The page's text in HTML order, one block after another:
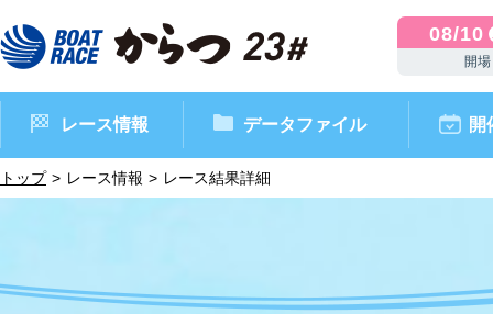
08/10
開場
レース情報 データファイル 開
トップ レース情報 レース結果詳細